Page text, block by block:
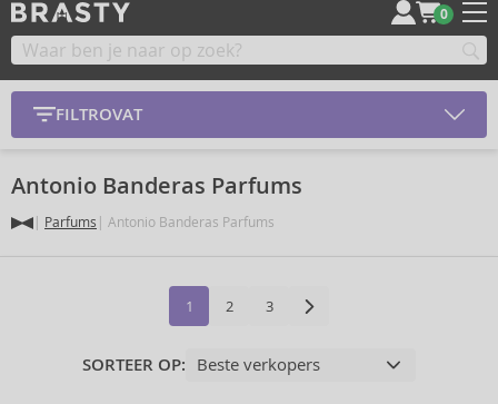
0
FILTROVAT
Antonio Banderas Parfums
Parfums Antonio Banderas Parfums
1 2 3
SORTEER OP: